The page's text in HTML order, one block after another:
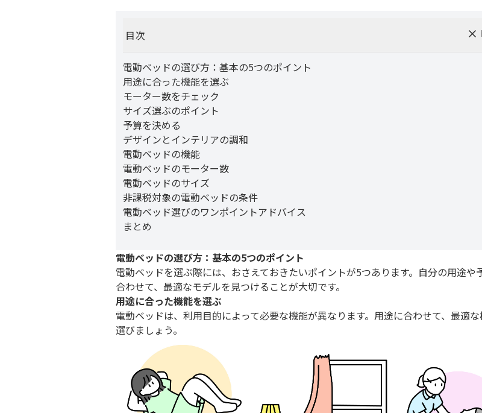
目次
電動ベッドの選び方：基本の5つのポイント
用途に合った機能を選ぶ
モーター数をチェック
サイズ選ぶのポイント
予算を決める
デザインとインテリアの調和
電動ベッドの機能
電動ベッドのモーター数
電動ベッドのサイズ
非課税対象の電動ベッドの条件
電動ベッド選びのワンポイントアドバイス
まとめ
電動ベッドの選び方：基本の5つのポイント
電動ベッドを選ぶ際には、おさえておきたいポイントが5つあります。自分の用途や
合わせて、最適なモデルを見つけることが大切です。
用途に合った機能を選ぶ
電動ベッドは、利用目的によって必要な機能が異なります。用途に合わせて、最適な
選びましょう。